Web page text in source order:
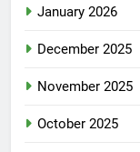
January 2026
December 2025
November 2025
October 2025